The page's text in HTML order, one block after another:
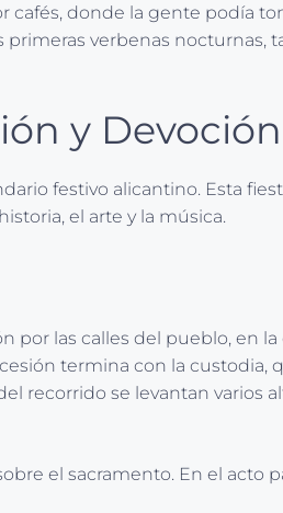
cafés, donde la gente podía
verbenas nocturnas,
y Devoción
festivo alicantino. Esta
el arte y la música.
por las calles del pueblo, en
termina con la custodia,
recorrido se levantan varios
el sacramento. En el acto